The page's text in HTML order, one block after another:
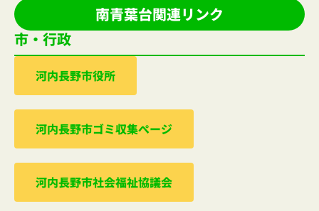
南青葉台関連リンク
市・行政
河内⻑野市役所
河内⻑野市ゴミ収集ぺージ
河内⻑野市社会福祉協議会